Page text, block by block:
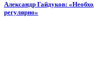
Александр Гайдуков:
регулярно»